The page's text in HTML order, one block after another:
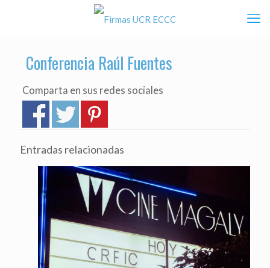
Conferencia Raúl Fuentes
Comparta en sus redes sociales
Entradas relacionadas